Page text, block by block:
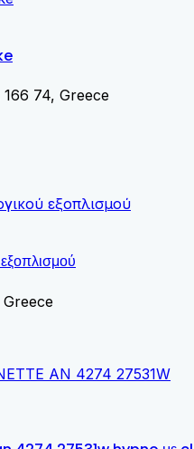
74, Greece